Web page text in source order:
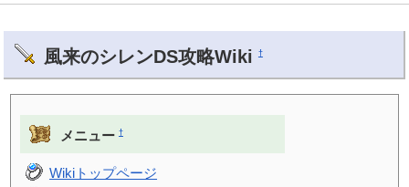
風来のシレンDS攻略Wiki †
メニュー †
Wikiトップページ